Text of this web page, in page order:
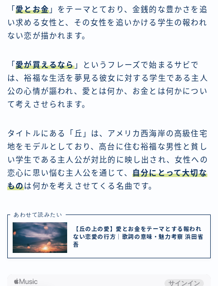
「愛とお金 」をテーマとており、金銭的な豊かさを追
い求める女性と、その女性を追いかける学生の報われ
ない恋が描かれます。
「愛が買えるなら」というフレーズで始まるサビで
は、裕福な生活を夢見る彼女に対する学生である主人
公の心情が謳われ、愛とは何か、お金とは何かについ
て考えさせられます。
タイトルにある「丘」は、アメリカ西海岸の高級住宅
地をモデルとしており、高台に住む裕福な男性と貧し
い学生である主人公が対比的に映し出され、女性への
恋心に思い悩む主人公を通じて、 自分にとって大切な
ものは何かを考えさせてくる名曲です。
あわせて読みたい
【丘の上の愛】愛とお金をテーマとする報われ
ない恋愛の行方｜歌詞の意味・魅力考察 浜田省
吾